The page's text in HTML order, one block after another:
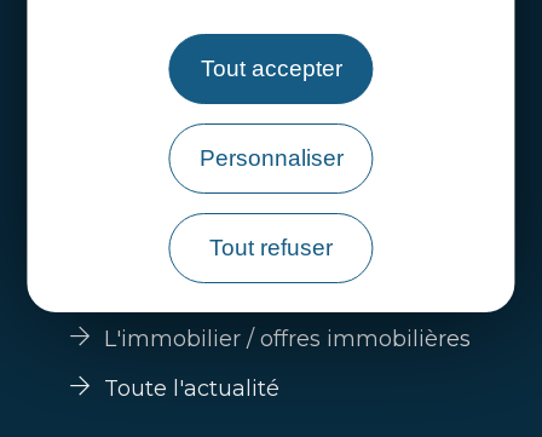
Tout accepter
Personnaliser
Tout refuser
Qui sommes-nous ?
Votre projet projet d'installation
Guide s'installer en Côtes d'Armor
Nos filières économiques
Trouver un emploi
L'immobilier / offres immobilières
Toute l'actualité